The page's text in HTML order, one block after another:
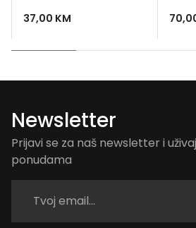
prostor
37,00 KM
Newsletter
Prijavi se za naš newsletter i
ponudama